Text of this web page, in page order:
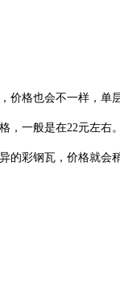
价格也会不一样，单
，一般是在22元左右。
彩钢瓦，价格就会